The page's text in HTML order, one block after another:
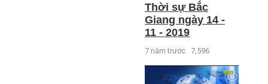
Thời sự Bắc
Giang ngày 14 -
11 - 2019
7 năm trước 7,596